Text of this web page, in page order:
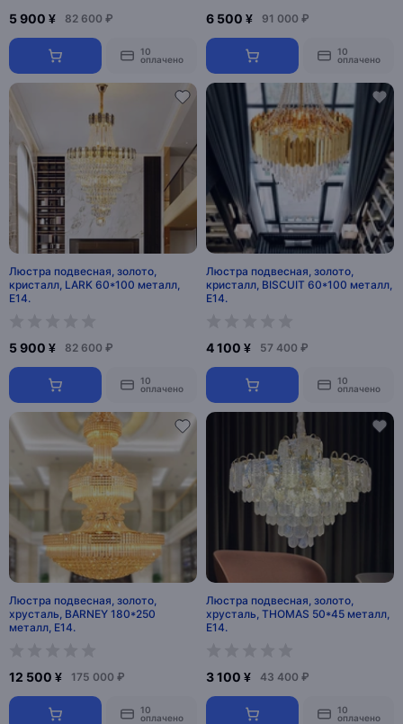
5 900 ¥ 82 600 ₽
10
оплачено
6 500 ¥ 91 000 ₽
10
оплачено
Люстра подвесная, золото,
кристалл, LARK 60*100 металл,
E14.
5 900 ¥ 82 600 ₽
10
оплачено
Люстра подвесная, золото,
кристалл, BISCUIT 60*100 металл,
E14.
4 100 ¥ 57 400 ₽
10
оплачено
Люстра подвесная, золото,
хрусталь, BARNEY 180*250
металл, E14.
12 500 ¥ 175 000 ₽
10
оплачено
Люстра подвесная, золото,
хрусталь, THOMAS 50*45 металл,
E14.
3 100 ¥ 43 400 ₽
10
оплачено